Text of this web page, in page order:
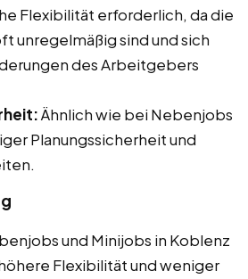
Flexibilität erforderlich, da die
unregelmäßig sind und sich
des Arbeitgebers
Ähnlich wie bei Nebenjobs
Planungssicherheit und
und Minijobs in Koblenz
Flexibilität und weniger